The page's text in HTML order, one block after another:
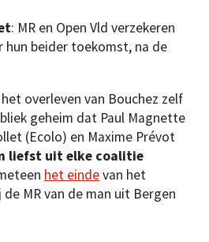
: MR en Open Vld verzekeren
hun beider toekomst, na de
overleven van Bouchez zelf
geheim dat Paul Magnette
(Ecolo) en Maxime Prévot
liefst uit elke coalitie
het eindevan het
MR van de man uit Bergen